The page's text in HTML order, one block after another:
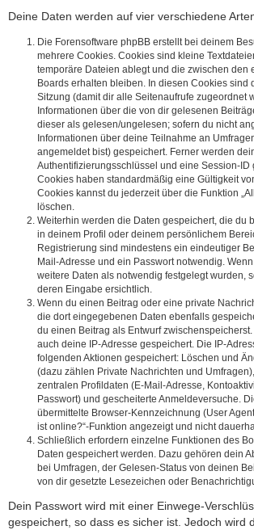
Deine Daten werden auf vier verschiedene
Die Forensoftware phpBB erstellt bei deinem
mehrere Cookies. Cookies sind kleine
temporäre Dateien ablegt und die zwischen den
Boards erhalten bleiben. In diesen Cookies sind
Sitzung (damit dir alle Seitenaufrufe zugeordnet
Informationen über die von dir gelesenen
dieser als gelesen/ungelesen; sofern du nicht
Informationen über deine Teilnahme an
angemeldet bist) gespeichert. Ferner werden
Authentifizierungsschlüssel und eine Session-ID
Cookies haben standardmäßig eine Gültigkeit
Cookies kannst du jederzeit über die Funktion
löschen.
Weiterhin werden die Daten gespeichert, die du
in deinem Profil oder deinem persönlichem
Registrierung sind mindestens ein eindeutiger
Mail-Adresse und ein Passwort notwendig.
weitere Daten als notwendig festgelegt wurden,
deren Eingabe ersichtlich.
Wenn du einen Beitrag oder eine private
die dort eingegebenen Daten ebenfalls
du einen Beitrag als Entwurf
auch deine IP-Adresse gespeichert. Die IP-
folgenden Aktionen gespeichert: Löschen und
(dazu zählen Private Nachrichten und
zentralen Profildaten (E-Mail-Adresse,
Passwort) und gescheiterte Anmeldeversuche.
übermittelte Browser-Kennzeichnung (User
ist online?“-Funktion angezeigt und nicht
Schließlich erfordern einzelne Funktionen des
Daten gespeichert werden. Dazu gehören dein
bei Umfragen, der Gelesen-Status von deinen
von dir gesetzte Lesezeichen oder
Dein Passwort wird mit einer Einwege-
gespeichert, so dass es sicher ist. Jedoch wird